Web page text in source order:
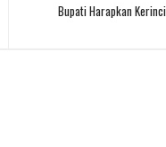
Bupati Harapkan